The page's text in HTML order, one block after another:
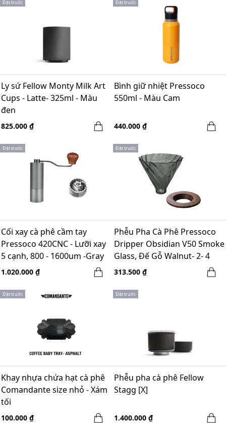
Đặt trước
Ly sứ Fellow Monty Milk Art
Cups - Latte- 325ml - Màu
đen
825.000 ₫
Đặt trước
Bình giữ nhiệt Pressoco
550ml - Màu Cam
440.000 ₫
Đặt trước
Cối xay cà phê cầm tay
Pressoco 420CNC - Lưỡi xay
5 cạnh, 800 - 1600um -Gray
1.020.000 ₫
Đặt trước
Phễu Pha Cà Phê Pressoco
Dripper Obsidian V50 Smoke
Glass, Đế Gỗ Walnut- 2- 4
Cups
313.500 ₫
Đặt trước
Khay nhựa chứa hạt cà phê
Comandante size nhỏ - Xám
tối
100.000 ₫
Đặt trước
Phễu pha cà phê Fellow
Stagg [X]
1.400.000 ₫